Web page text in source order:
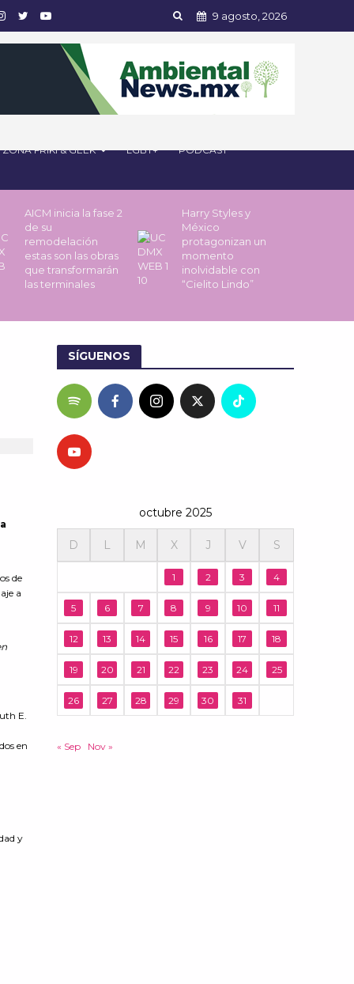
9 agosto, 2026
ZONA FRIKI & GEEK LGBT+ PODCAST
AICM inicia la fase 2
de su
remodelación
estas son las obras
que transformarán
las terminales
Harry Styles y
México
protagonizan un
momento
inolvidable con
“Cielito Lindo”
de
a
E.
en
y
SÍGUENOS
octubre 2025
D L M X J V S
1 2 3 4
5 6 7 8 9 10 11
12 13 14 15 16 17 18
19 20 21 22 23 24 25
26 27 28 29 30 31
« Sep Nov »